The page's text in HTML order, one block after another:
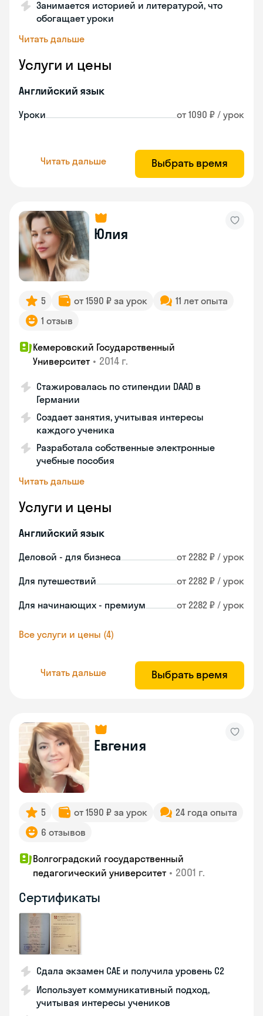
Занимается историей и литературой, что
обогащает уроки
Читать дальше
Услуги и цены
Английский язык
Уроки от 1090 ₽ / урок
Читать дальше Выбрать время
Юлия
5 от 1590 ₽ за урок
11 лет опыта
1 отзыв
Кемеровский Государственный
Университет • 2014 г.
Стажировалась по стипендии DAAD в
Германии
Создает занятия, учитывая интересы
каждого ученика
Разработала собственные электронные
учебные пособия
Читать дальше
Услуги и цены
Английский язык
Деловой - для бизнеса от 2282 ₽ / урок
Для путешествий от 2282 ₽ / урок
Для начинающих - премиум от 2282 ₽ / урок
Все услуги и цены (4)
Читать дальше Выбрать время
Евгения
5 от 1590 ₽ за урок
24 года опыта
6 отзывов
Волгоградский государственный
педагогический университет • 2001 г.
Сертификаты
Сдала экзамен CAE и получила уровень С2
Использует коммуникативный подход,
учитывая интересы учеников